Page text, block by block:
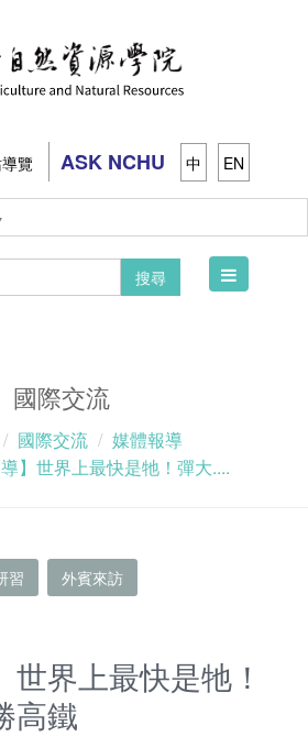
覽 ASK NCHU 中 EN
搜尋
Toggle
國際交流
國際交流
媒體報導
導】世界上最快是牠！彈大....
習 外賓來訪
世界上最快是牠！
高鐵